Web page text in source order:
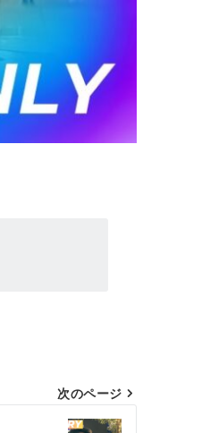
次のページ